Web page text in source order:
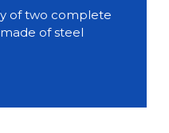
of two complete
of steel